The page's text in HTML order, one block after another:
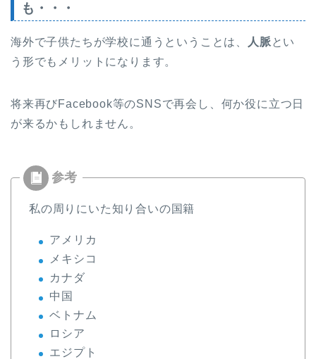
も・・・
海外で子供たちが学校に通うということは、 人脈 とい
う形でもメリットになります。
将来再びFacebook等のSNSで再会し、何か役に立つ日
が来るかもしれません。
私の周りにいた知り合いの国籍
アメリカ
メキシコ
カナダ
中国
ベトナム
ロシア
エジプト